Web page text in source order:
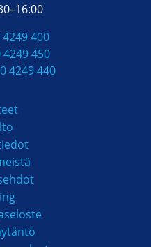
4249 400
4249 450
4249 440